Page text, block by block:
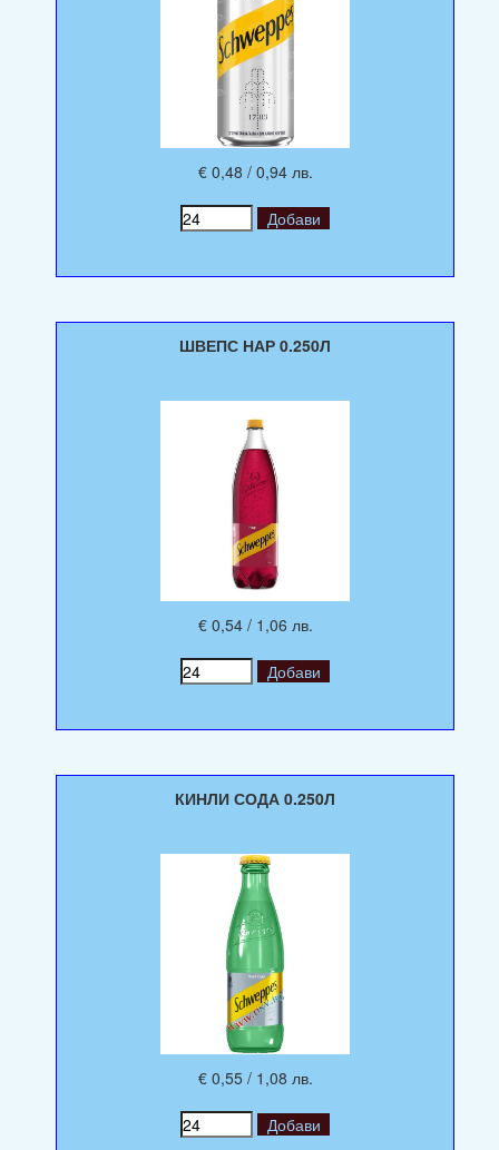
€ 0,48 / 0,94 лв.
ШВЕПС НАР 0.250Л
€ 0,54 / 1,06 лв.
КИНЛИ СОДА 0.250Л
€ 0,55 / 1,08 лв.